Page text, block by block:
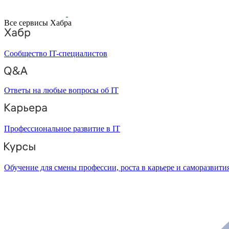
Все сервисы Хабра
Сообщество IT-специалистов
Ответы на любые вопросы об IT
Профессиональное развитие в IT
Обучение для смены профессии, роста в карьере и